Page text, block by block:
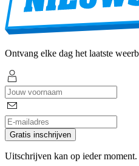
Ontvang elke dag het laatste
Gratis inschrijven
Uitschrijven kan op ieder moment.